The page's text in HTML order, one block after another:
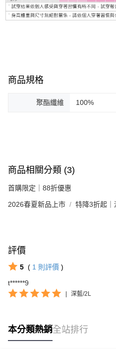
商品規格
聚酯纖維 100%
商品相關分類 (3)
首購限定｜88折優惠
2026春夏新品上市 特降3折起
評價
5 ( 1 則評價 )
t******9
| 深藍/2L
本分類熱銷全站排行